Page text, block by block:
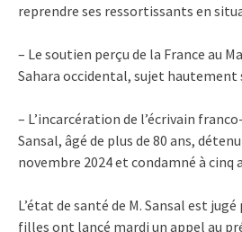
reprendre ses ressortissants en
– Le soutien perçu de la France au
Sahara occidental, sujet hautement
– L’incarcération de l’écrivain
Sansal, âgé de plus de 80 ans,
novembre 2024 et condamné à cinq
L’état de santé de M. Sansal est
filles ont lancé mardi un appel au